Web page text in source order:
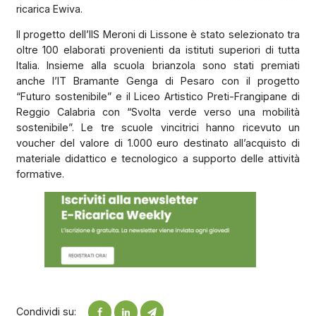
ricarica Ewiva.
Il progetto dell’IIS Meroni di Lissone è stato selezionato tra
oltre 100 elaborati provenienti da istituti superiori di tutta
Italia. Insieme alla scuola brianzola sono stati premiati
anche l’IT Bramante Genga di Pesaro con il progetto
“Futuro sostenibile” e il Liceo Artistico Preti-Frangipane di
Reggio Calabria con “Svolta verde verso una mobilità
sostenibile”. Le tre scuole vincitrici hanno ricevuto un
voucher del valore di 1.000 euro destinato all’acquisto di
materiale didattico e tecnologico a supporto delle attività
formative.
Condividi su: